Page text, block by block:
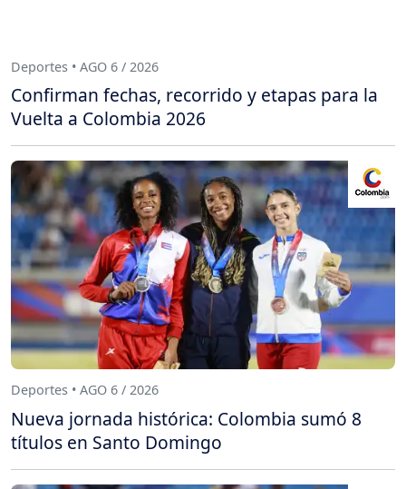
Deportes • AGO 6 / 2026
Confirman fechas, recorrido y etapas para la
Vuelta a Colombia 2026
Deportes • AGO 6 / 2026
Nueva jornada histórica: Colombia sumó 8
títulos en Santo Domingo